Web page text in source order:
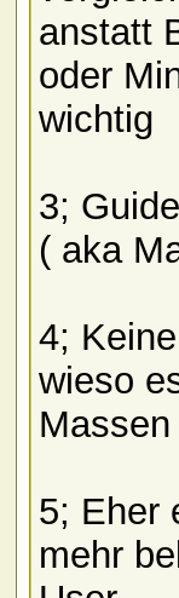
anstatt
oder
wichtig
3;
( aka
4;
wieso
5; Eher
mehr